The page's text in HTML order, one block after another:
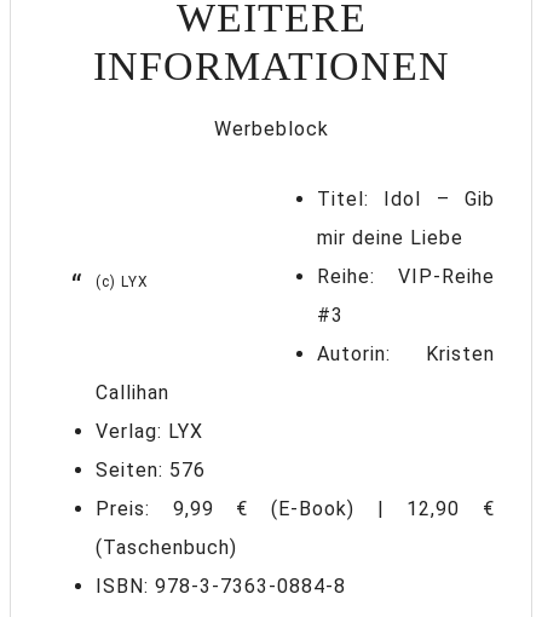
WEITERE
INFORMATIONEN
Werbeblock
(c) LYX
Titel: Idol – Gib
mir deine Liebe
Reihe: VIP-Reihe
#3
Autorin: Kristen
Callihan
Verlag: LYX
Seiten: 576
Preis: 9,99 € (E-Book) | 12,90 €
(Taschenbuch)
ISBN: 978-3-7363-0884-8